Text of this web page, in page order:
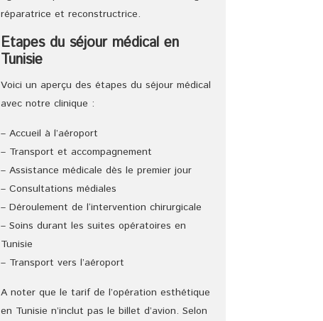
réparatrice et reconstructrice.
Etapes du séjour médical en
Tunisie
Voici un aperçu des étapes du séjour médical
avec notre clinique :
– Accueil à l’aéroport
– Transport et accompagnement
– Assistance médicale dès le premier jour
– Consultations médiales
– Déroulement de l‘intervention chirurgicale
– Soins durant les suites opératoires en
Tunisie
– Transport vers l’aéroport
A noter que le tarif de l’opération esthétique
en Tunisie n’inclut pas le billet d’avion. Selon